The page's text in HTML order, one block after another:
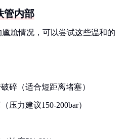
管内部
尬情况，可以尝试这些温和的
碎（适合短距离堵塞）
压力建议150-200bar）